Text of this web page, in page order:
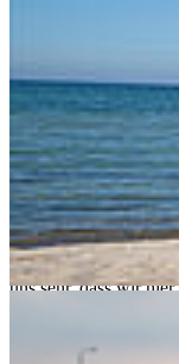
Horizont Europa
rund 95,5 Milliarden
(HOST) findet am 9.
europäischen
von Horizont Europa
Die Veranstaltung
Ausschreibungen im
möchten, „vor allem
Hochschulen für
außeruniversitärer
erklärt Dr. Maren
uns sehr, dass wir
die Chance zu geben